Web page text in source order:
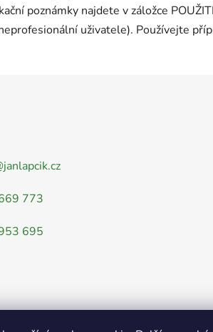
poznámky najdete v záložce
uživatele). Používejte
janlapcik.cz
773
695